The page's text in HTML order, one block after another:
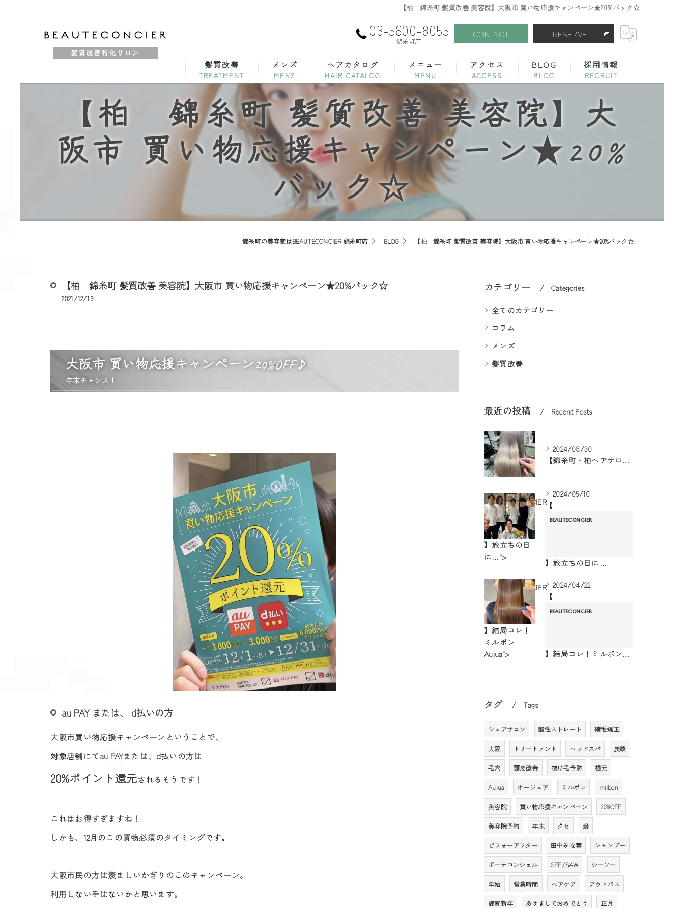
【柏 錦糸町 髪質改善 美容院】大阪市 買い物応援キャンペーン★20%バック☆
髪質改善特化サロン
03-5600-8055
錦糸町店
CONTACT RESERVE
髪質改善 メンズ ヘアカタログ メニュー アクセス
ボーテコンシェル 錦糸町店
BLOG 採用情報
シェアサロン
【柏 錦糸町 髪質改善 美容院】大
阪市 買い物応援キャンペーン★20%
バック☆
錦糸町の美容室はBEAUTECONCIER 錦糸町店 BLOG 【柏 錦糸町 髪質改善 美容院】大阪市 買い物応援キャンペーン★20%バック☆
【柏 錦糸町 髪質改善 美容院】大阪市 買い物応援キャンペーン★20%バック☆
2021/12/13
大阪市 買い物応援キャンペーン20%OFF♪
年末チャンス！
au PAY または、 d払いの方
大阪市買い物応援キャンペーンということで、
対象店舗にてau PAYまたは、d払いの方は
20%ポイント還元されるそうです！
これはお得すぎますね！
しかも、12月のこの買物必須のタイミングです。
大阪市民の方は羨ましいかぎりのこのキャンペーン。
利用しない手はないかと思います。
カテゴリー Categories
全てのカテゴリー
コラム
メンズ
髪質改善
最近の投稿 Recent Posts
2024/08/30
【錦糸町・柏ヘアサロン】ハイトーンにしたいけどダメージは嫌！
BEAUTECONCIER
】旅立ちの日
に…">
2024/05/10
【
BEAUTECONCIER
】旅立ちの日に…
BEAUTECONCIER
】結局コレ！
ミルボン
Aujua">
2024/04/22
【
BEAUTECONCIER
】結局コレ！ミルボンAujua
タグ Tags
シェアサロン 酸性ストレート 縮毛矯正
大阪 トリートメント ヘッドスパ 炭酸
毛穴 頭皮改善 抜け毛予防 根元
Aujua オージュア ミルボン milbon
美容院 買い物応援キャンペーン 20%OFF
美容院予約 年末 クセ 癖
ビフォーアフター 田中みな実 シャンプー
ボーテコンシェル SEE/SAW シーソー
年始 営業時間 ヘアケア アウトバス
謹賀新年 あけましておめでとう 正月